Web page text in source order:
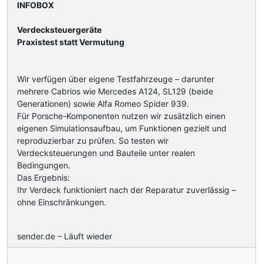
INFOBOX
Verdecksteuergeräte
Praxistest statt Vermutung
Wir verfügen über eigene Testfahrzeuge – darunter
mehrere Cabrios wie Mercedes A124, SL129 (beide
Generationen) sowie Alfa Romeo Spider 939.
Für Porsche-Komponenten nutzen wir zusätzlich einen
eigenen Simulationsaufbau, um Funktionen gezielt und
reproduzierbar zu prüfen. So testen wir
Verdecksteuerungen und Bauteile unter realen
Bedingungen.
Das Ergebnis:
Ihr Verdeck funktioniert nach der Reparatur zuverlässig –
ohne Einschränkungen.
sender.de – Läuft wieder